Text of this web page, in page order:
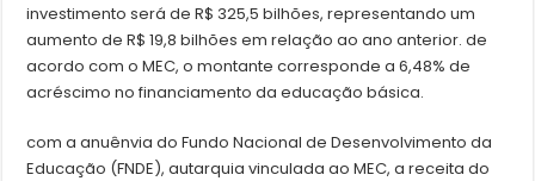
investimento será de R$ 325,5 bilhões, representando um
aumento de R$ 19,8 bilhões em relação ao ano anterior. de
acordo com o MEC, o montante corresponde a 6,48% de
acréscimo no financiamento da educação básica.
com a anuênvia do Fundo Nacional de Desenvolvimento da
Educação (FNDE), autarquia vinculada ao MEC, a receita do